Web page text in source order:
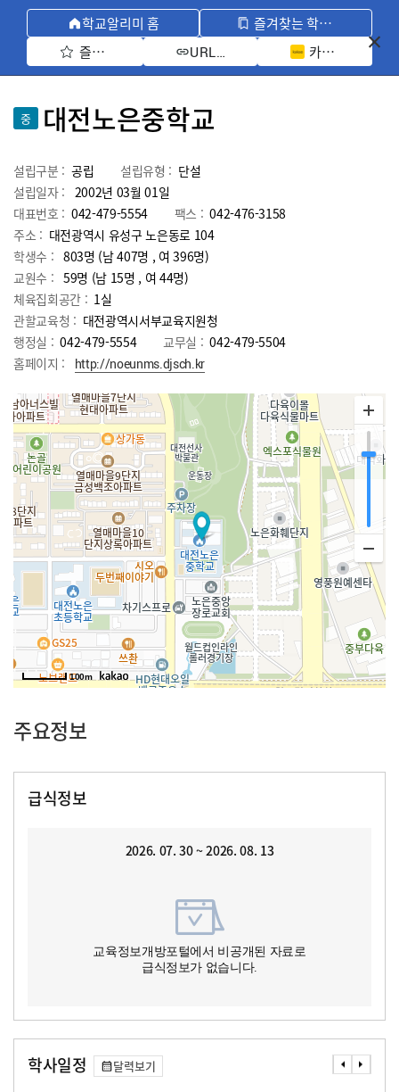
학교알리미 홈
즐겨찾는 학교 모아보기
즐겨찾기 선택
URL 복사 카카오톡 공유
중 대전노은중학교
설립구분 : 공립 설립유형 : 단설
설립일자 : 2002년 03월 01일
대표번호 : 042-479-5554 팩스 : 042-476-3158
주소 : 대전광역시 유성구 노은동로 104
학생수 : 803명 (남 407명 , 여 396명)
교원수 : 59명 (남 15명 , 여 44명)
체육집회공간 : 1실
관할교육청 : 대전광역시서부교육지원청
행정실 : 042-479-5554 교무실 : 042-479-5504
홈페이지 :
http://noeunms.djsch.kr
100m
주요정보
급식정보
2026. 07. 30 ~ 2026. 08. 13
교육정보개방포털에서 비공개된 자료로
급식정보가 없습니다.
학사일정 달력보기